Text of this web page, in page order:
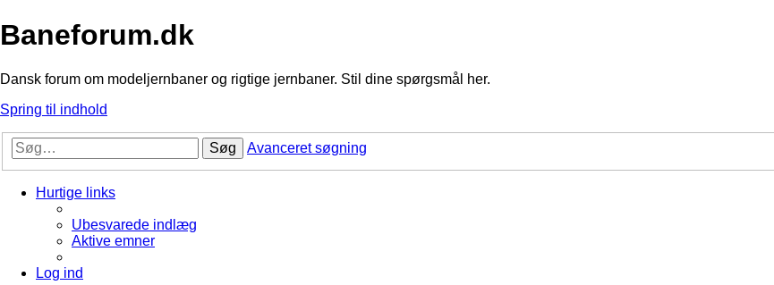
Baneforum.dk
Dansk forum om modeljernbaner og rigtige jernbaner. Stil dine spørgsmål her.
Spring til indhold
Søg Avanceret søgning
Hurtige links
Ubesvarede indlæg
Aktive emner
Log ind